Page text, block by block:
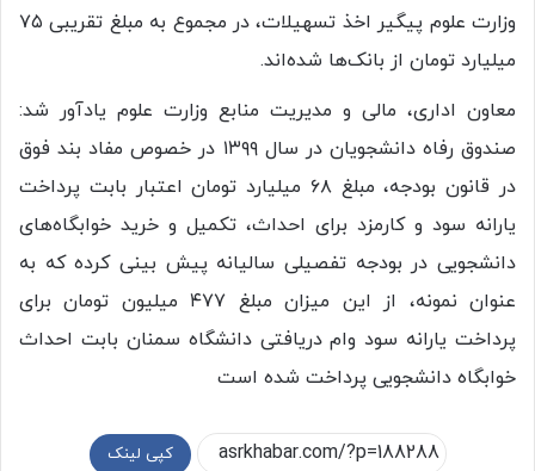
وزارت علوم پیگیر اخذ تسهیلات، در مجموع به مبلغ تقریبی ۷۵
میلیارد تومان از بانک‌ها شده‌اند.
معاون اداری، مالی و مدیریت منابع وزارت علوم یادآور شد:
صندوق رفاه دانشجویان در سال ۱۳۹۹ در خصوص مفاد بند فوق
در قانون بودجه، مبلغ ۶۸ میلیارد تومان اعتبار بابت پرداخت
یارانه سود و کارمزد برای احداث، تکمیل و خرید خوابگاه‌های
دانشجویی در بودجه تفصیلی سالیانه پیش بینی کرده که به
عنوان نمونه، از این میزان مبلغ ۴۷۷ میلیون تومان برای
پرداخت یارانه سود وام دریافتی دانشگاه سمنان بابت احداث
خوابگاه دانشجویی پرداخت شده است
کپی لینک